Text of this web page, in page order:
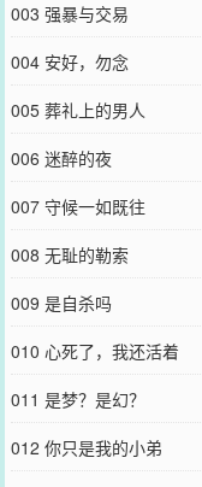
003 强暴与交易
004 安好，勿念
005 葬礼上的男人
006 迷醉的夜
007 守候一如既往
008 无耻的勒索
009 是自杀吗
010 心死了，我还活着
011 是梦？是幻？
012 你只是我的小弟